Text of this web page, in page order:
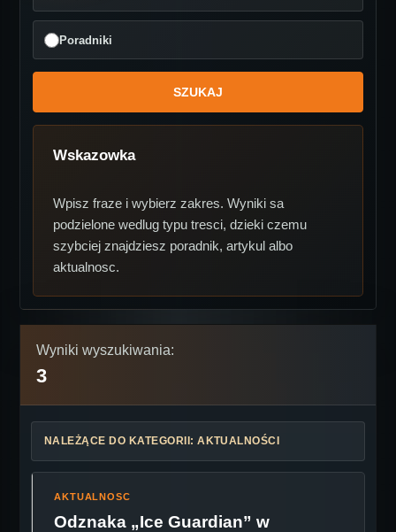
Poradniki
Wskazowka
Wpisz fraze i wybierz zakres. Wyniki sa
podzielone wedlug typu tresci, dzieki czemu
szybciej znajdziesz poradnik, artykul albo
aktualnosc.
Wyniki wyszukiwania:
3
NALEŻĄCE DO KATEGORII: AKTUALNOŚCI
AKTUALNOSC
Odznaka „Ice Guardian” w